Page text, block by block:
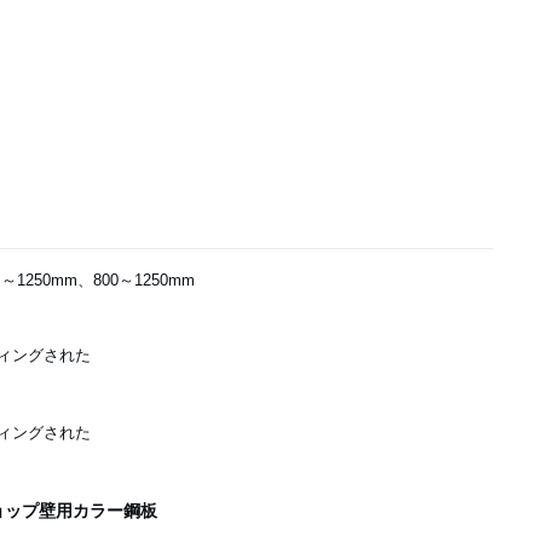
1250mm、800～1250mm
ングされた
ングされた
プ壁用カラー鋼板